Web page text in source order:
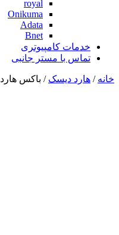
royal
Onikuma
Adata
Bnet
خدمات کامپیوتری
تماس با مستر جانبی
خانه / هارد دیسک / باکس هارد USB3.0 مدل ORICO 25PW1-U3